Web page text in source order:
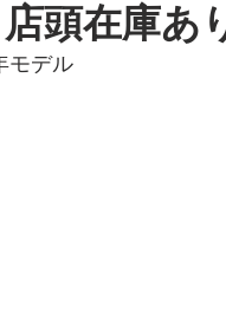
店頭在庫あ
モデル